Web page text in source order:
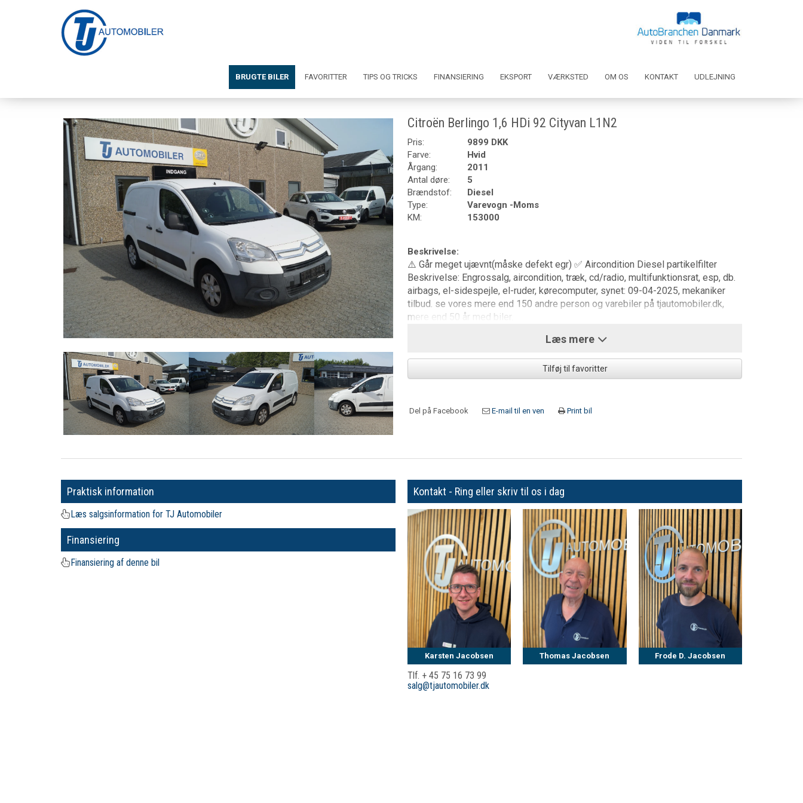
BRUGTE BILER FAVORITTER TIPS OG TRICKS FINANSIERING EKSPORT VÆRKSTED OM OS KONTAKT UDLEJNING
Citroën Berlingo 1,6 HDi 92 Cityvan L1N2
Pris:
9899 DKK
Farve:
Hvid
Årgang:
2011
Antal døre:
5
Brændstof:
Diesel
Type:
Varevogn -Moms
KM:
153000
Beskrivelse:
⚠️ Går meget ujævnt(måske defekt egr) ✅ Aircondition Diesel partikelfilter
Beskrivelse: Engrossalg, aircondition, træk, cd/radio, multifunktionsrat, esp, db.
airbags, el-sidespejle, el-ruder, kørecomputer, synet: 09-04-2025, mekaniker
tilbud. se vores mere end 150 andre person og varebiler på tjautomobiler.dk,
mere end 50 år med biler.
Læs mere
Tilføj til favoritter
Del på Facebook E-mail til en ven Print bil
Praktisk information
Læs salgsinformation for TJ Automobiler
Finansiering
Finansiering af denne bil
Kontakt - Ring eller skriv til os i dag
Karsten Jacobsen Thomas Jacobsen Frode D. Jacobsen
Tlf. + 45 75 16 73 99
salg@tjautomobiler.dk